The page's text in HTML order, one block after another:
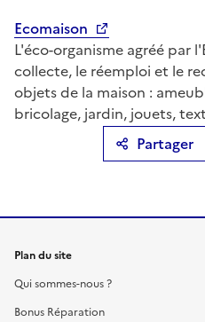
Partager
Ecomaison
L'éco-organisme agréé par
collecte, le réemploi et le
objets de la maison :
bricolage, jardin, jouets,
Plan du site
Qui sommes-nous ?
Bonus Réparation